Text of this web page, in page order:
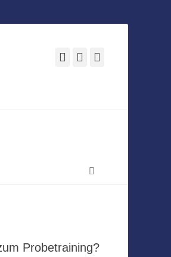
Facebook
Probetraining?